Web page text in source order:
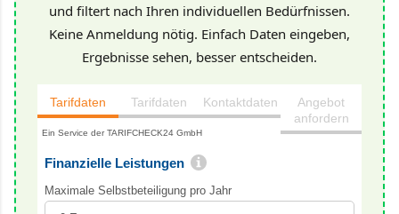
und filtert nach Ihren individuellen Bedürfnissen.
Keine Anmeldung nötig. Einfach Daten eingeben,
Ergebnisse sehen, besser entscheiden.